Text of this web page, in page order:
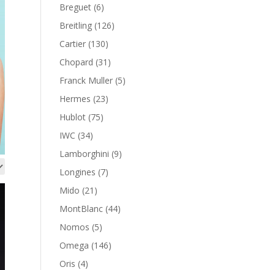
Breguet (6)
Breitling (126)
Cartier (130)
Chopard (31)
Franck Muller (5)
Hermes (23)
Hublot (75)
IWC (34)
Lamborghini (9)
Longines (7)
Mido (21)
MontBlanc (44)
Nomos (5)
Omega (146)
Oris (4)